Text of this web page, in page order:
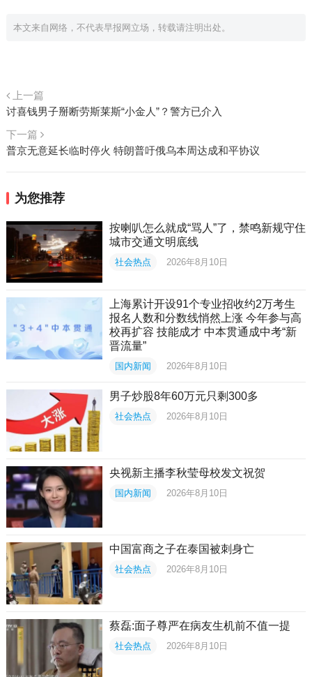
本文来自网络，不代表早报网立场，转载请注明出处。
上一篇
讨喜钱男子掰断劳斯莱斯“小金人”？警方已介入
下一篇
普京无意延长临时停火 特朗普吁俄乌本周达成和平协议
为您推荐
按喇叭怎么就成“骂人”了，禁鸣新规守住
城市交通文明底线
社会热点 2026年8月10日
上海累计开设91个专业招收约2万考生
报名人数和分数线悄然上涨 今年参与高
校再扩容 技能成才 中本贯通成中考“新
晋流量”
国内新闻 2026年8月10日
男子炒股8年60万元只剩300多
社会热点 2026年8月10日
央视新主播李秋莹母校发文祝贺
国内新闻 2026年8月10日
中国富商之子在泰国被刺身亡
社会热点 2026年8月10日
蔡磊:面子尊严在病友生机前不值一提
社会热点 2026年8月10日